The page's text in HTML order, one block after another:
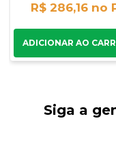
R$ 286,16
Siga a